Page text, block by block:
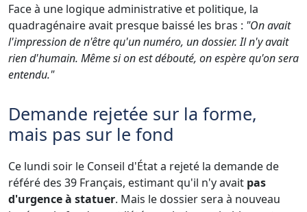
Face à une logique administrative et politique, la
quadragénaire avait presque baissé les bras : "On avait
l'impression de n'être qu'un numéro, un dossier. Il n'y avait
rien d'humain. Même si on est débouté, on espère qu'on sera
entendu."
Demande rejetée sur la forme,
mais pas sur le fond
Ce lundi soir le Conseil d'État a rejeté la demande de
référé des 39 Français, estimant qu'il n'y avait pas
d'urgence à statuer. Mais le dossier sera à nouveau